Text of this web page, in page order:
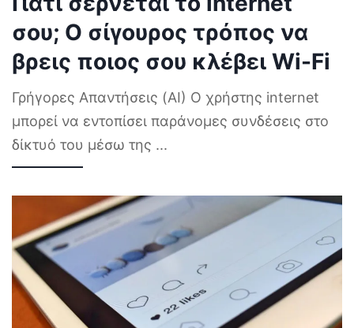
Γιατί σέρνεται το internet
σου; Ο σίγουρος τρόπος να
Γρήγορες Απαντήσεις (AI) Ο χρήστης internet
μπορεί να εντοπίσει παράνομες συνδέσεις στο
δίκτυό του μέσω της...